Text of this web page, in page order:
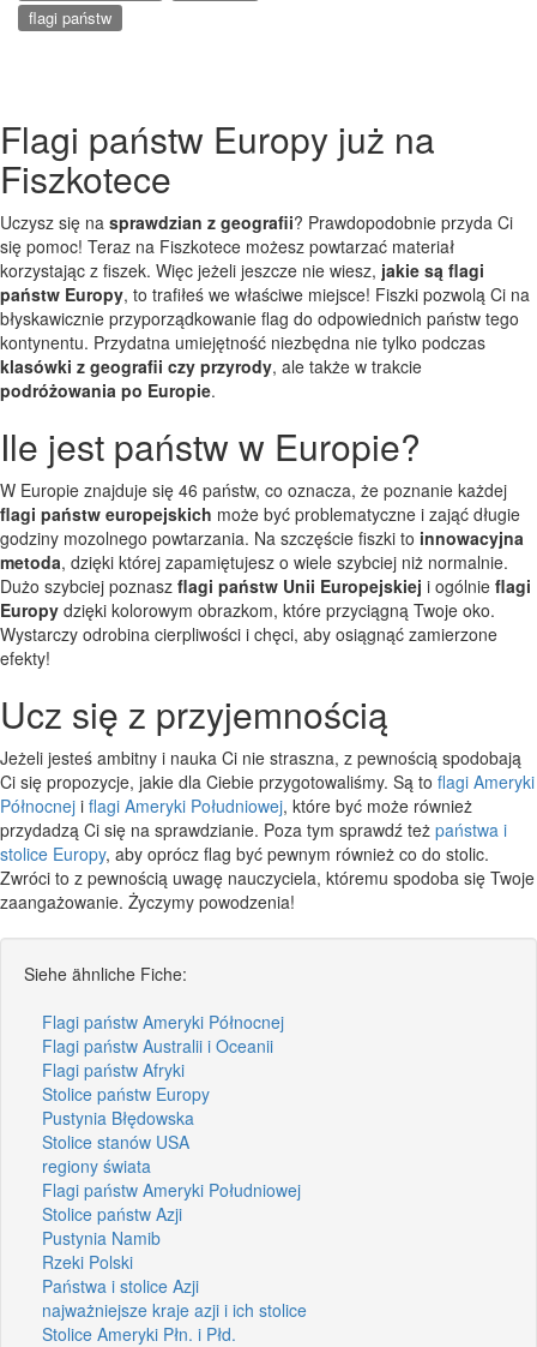
flagi państw
Flagi państw Europy już na
Fiszkotece
Uczysz się na sprawdzian z geografii? Prawdopodobnie przyda Ci
się pomoc! Teraz na Fiszkotece możesz powtarzać materiał
korzystając z fiszek. Więc jeżeli jeszcze nie wiesz, jakie są flagi
państw Europy, to trafiłeś we właściwe miejsce! Fiszki pozwolą Ci na
błyskawicznie przyporządkowanie flag do odpowiednich państw tego
kontynentu. Przydatna umiejętność niezbędna nie tylko podczas
klasówki z geografii czy przyrody, ale także w trakcie
podróżowania po Europie.
Ile jest państw w Europie?
W Europie znajduje się 46 państw, co oznacza, że poznanie każdej
flagi państw europejskich może być problematyczne i zająć długie
godziny mozolnego powtarzania. Na szczęście fiszki to innowacyjna
metoda, dzięki której zapamiętujesz o wiele szybciej niż normalnie.
Dużo szybciej poznasz flagi państw Unii Europejskiej i ogólnie flagi
Europy dzięki kolorowym obrazkom, które przyciągną Twoje oko.
Wystarczy odrobina cierpliwości i chęci, aby osiągnąć zamierzone
efekty!
Ucz się z przyjemnością
Jeżeli jesteś ambitny i nauka Ci nie straszna, z pewnością spodobają
Ci się propozycje, jakie dla Ciebie przygotowaliśmy. Są to flagi Ameryki
Północnej i flagi Ameryki Południowej, które być może również
przydadzą Ci się na sprawdzianie. Poza tym sprawdź też państwa i
stolice Europy, aby oprócz flag być pewnym również co do stolic.
Zwróci to z pewnością uwagę nauczyciela, któremu spodoba się Twoje
zaangażowanie. Życzymy powodzenia!
Siehe ähnliche Fiche:
Flagi państw Ameryki Północnej
Flagi państw Australii i Oceanii
Flagi państw Afryki
Stolice państw Europy
Pustynia Błędowska
Stolice stanów USA
regiony świata
Flagi państw Ameryki Południowej
Stolice państw Azji
Pustynia Namib
Rzeki Polski
Państwa i stolice Azji
najważniejsze kraje azji i ich stolice
Stolice Ameryki Płn. i Płd.